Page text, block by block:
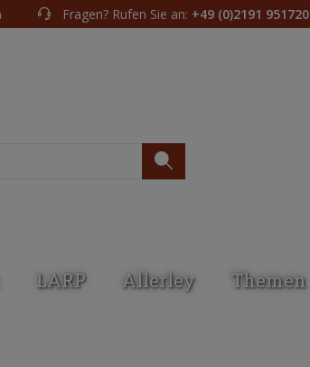
Fragen? Rufen Sie an: +49 (0)2191 951720
LARP Allerley Themen